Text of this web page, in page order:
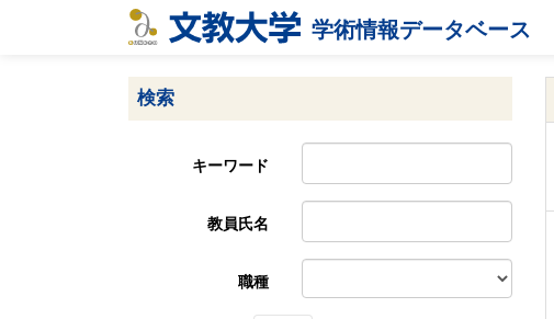
学術情報データベース
検索
キーワード
教員氏名
職種